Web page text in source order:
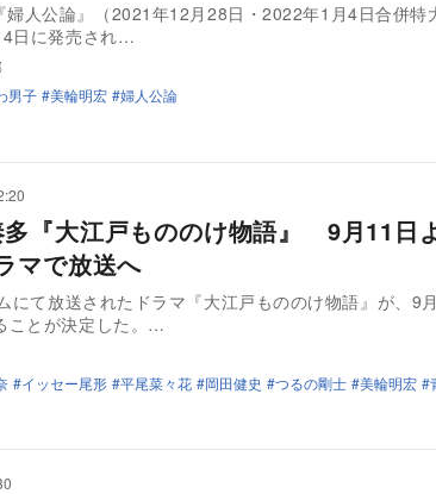
婦人公論』（2021年12月28日・2022年1月4日合併特
日に発売され…
男子 美輪明宏 婦人公論
『大江戸もののけ物語』 9月11日
マで放送へ
にて放送されたドラマ『大江戸もののけ物語』が、9
ことが決定した。…
イッセー尾形 平尾菜々花 岡田健史 つるの剛士 美輪明宏